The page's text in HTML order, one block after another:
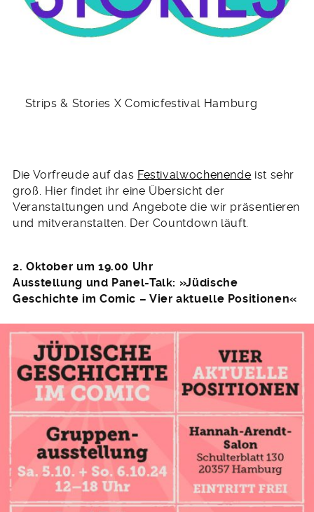
Strips & Stories X Comicfestival Hamburg
Die Vorfreude auf das Festivalwochenende ist sehr
groß. Hier findet ihr eine Übersicht der
Veranstaltungen und Angebote die wir präsentieren
und mitveranstalten. Der Countdown läuft.
2. Oktober um 19.00 Uhr
Ausstellung und Panel-Talk: »Jüdische
Geschichte im Comic – Vier aktuelle Positionen«